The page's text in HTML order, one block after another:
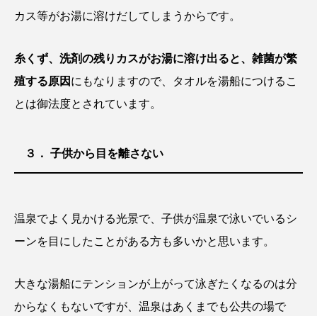
カス等がお湯に溶けだしてしまうからです。
糸くず、洗剤の残りカスがお湯に溶け出ると、雑菌が繁
殖する原因 にもなりますので、タオルを湯船につけるこ
とは御法度とされています。
３． 子供から目を離さない
温泉でよく見かける光景で、子供が温泉で泳いでいるシ
ーンを目にしたことがある方も多いかと思います。
大きな湯船にテンションが上がって泳ぎたくなるのは分
からなくもないですが、温泉はあくまでも公共の場で